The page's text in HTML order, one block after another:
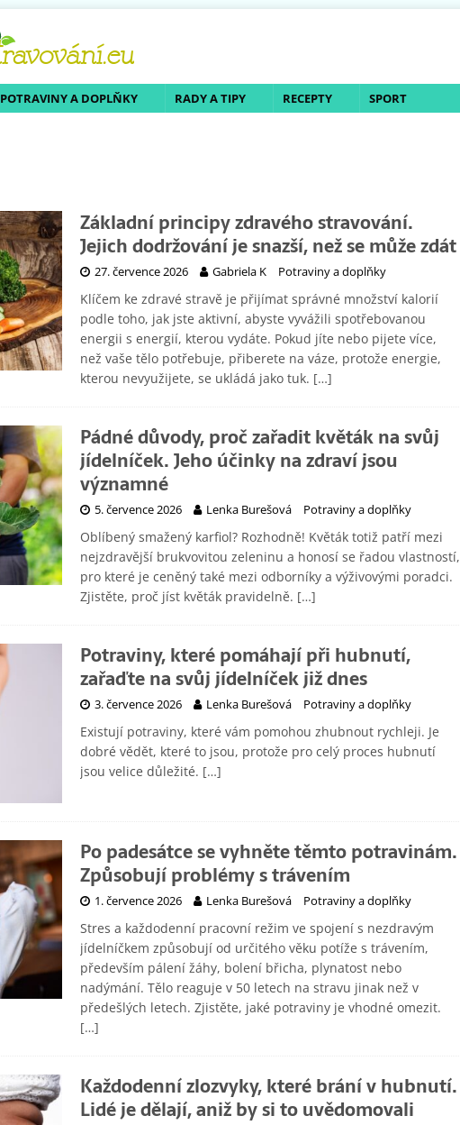
POTRAVINY A DOPLŇKY RADY A TIPY RECEPTY SPORT
Základní principy zdravého stravování.
Jejich dodržování je snazší, než se může zdát
27. července 2026 Gabriela K Potraviny a doplňky
Klíčem ke zdravé stravě je přijímat správné množství kalorií
podle toho, jak jste aktivní, abyste vyvážili spotřebovanou
energii s energií, kterou vydáte. Pokud jíte nebo pijete více,
než vaše tělo potřebuje, přiberete na váze, protože energie,
kterou nevyužijete, se ukládá jako tuk. […]
Pádné důvody, proč zařadit květák na svůj
jídelníček. Jeho účinky na zdraví jsou
významné
5. července 2026 Lenka Burešová Potraviny a doplňky
Oblíbený smažený karfiol? Rozhodně! Květák totiž patří mezi
nejzdravější brukvovitou zeleninu a honosí se řadou vlastností,
pro které je ceněný také mezi odborníky a výživovými poradci.
Zjistěte, proč jíst květák pravidelně. […]
Potraviny, které pomáhají při hubnutí,
zařaďte na svůj jídelníček již dnes
3. července 2026 Lenka Burešová Potraviny a doplňky
Existují potraviny, které vám pomohou zhubnout rychleji. Je
dobré vědět, které to jsou, protože pro celý proces hubnutí
jsou velice důležité. […]
Po padesátce se vyhněte těmto potravinám.
Způsobují problémy s trávením
1. července 2026 Lenka Burešová Potraviny a doplňky
Stres a každodenní pracovní režim ve spojení s nezdravým
jídelníčkem způsobují od určitého věku potíže s trávením,
především pálení žáhy, bolení břicha, plynatost nebo
nadýmání. Tělo reaguje v 50 letech na stravu jinak než v
předešlých letech. Zjistěte, jaké potraviny je vhodné omezit.
[…]
Každodenní zlozvyky, které brání v hubnutí.
Lidé je dělají, aniž by si to uvědomovali